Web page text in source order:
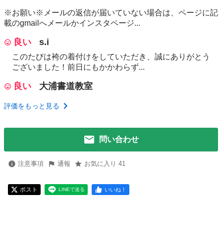
※お願い※メールの返信が届いていない場合は、ページに記
載のgmailへメールかインスタページ...
良い s.i
このたびは袴の着付けをしていただき、誠にありがとう
ございました！前日にもかかわらず...
良い 大浦書道教室
評価をもっと見る
問い合わせ
注意事項 通報 お気に入り 41
ポスト LINEで送る いいね！